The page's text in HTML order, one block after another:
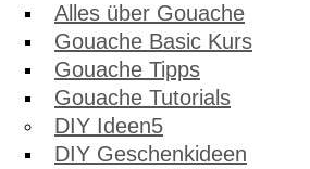
Alles über Gouache
Gouache Basic Kurs
Gouache Tipps
Gouache Tutorials
DIY Ideen
DIY Geschenkideen